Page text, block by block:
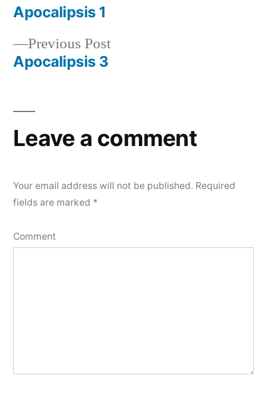
Post
navigation
Previous PostPrevious
Apocalipsis 3
post:
Apocalipsis 1
Leave a comment
Your email address will not be published. Required
fields are marked *
Comment